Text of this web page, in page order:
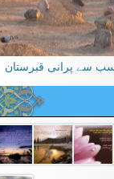
سب سے پرانی قبرستان